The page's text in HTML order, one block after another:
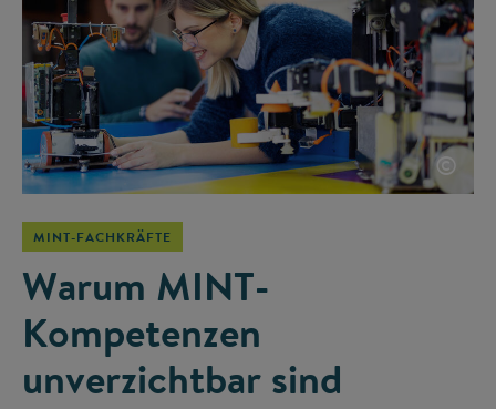
©
MINT-FACHKRÄFTE
Warum MINT-
Kompetenzen
unverzichtbar sind